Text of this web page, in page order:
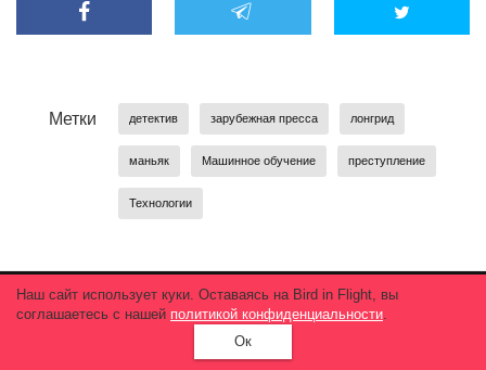
Метки детектив зарубежная пресса лонгрид
маньяк Машинное обучение преступление
Технологии
Подпишись на еженедельную птичку
Наш сайт использует куки. Оставаясь на Bird in Flight, вы
соглашаетесь с нашей политикой конфиденциальности.
Ок